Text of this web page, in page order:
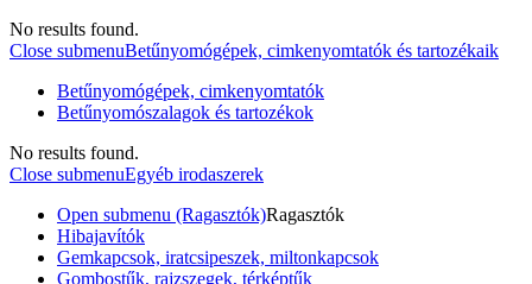
No results found.
Close submenuBetűnyomógépek, cimkenyomtatók és tartozékaik
Betűnyomógépek, cimkenyomtatók
Betűnyomószalagok és tartozékok
No results found.
Close submenuEgyéb irodaszerek
Open submenu (Ragasztók)Ragasztók
Hibajavítók
Gemkapcsok, iratcsipeszek, miltonkapcsok
Gombostűk, rajzszegek, térképtűk